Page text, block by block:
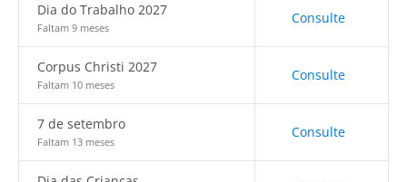
Dia do Trabalho 2027
Faltam 9 meses
Consulte
Corpus Christi 2027
Faltam 10 meses
Consulte
7 de setembro
Faltam 13 meses
Consulte